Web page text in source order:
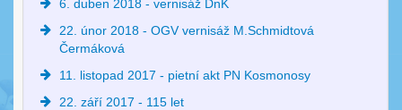
6. duben 2018 - vernisáž DnK
22. únor 2018 - OGV vernisáž M.Schmidtová
Čermáková
11. listopad 2017 - pietní akt PN Kosmonosy
22. září 2017 - 115 let